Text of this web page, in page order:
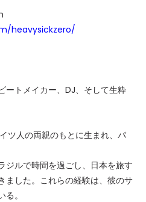
heavysickzero/
トメイカー、DJ、そして生粋
ツ人の両親のもとに生まれ、パ
ジルで時間を過ごし、日本を旅す
ました。これらの経験は、彼のサ
。